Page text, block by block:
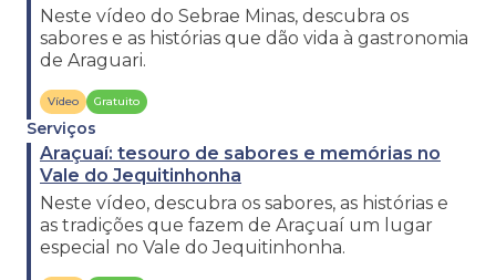
Neste vídeo do Sebrae Minas, descubra os
sabores e as histórias que dão vida à gastronomia
de Araguari.
Vídeo Gratuito
Serviços
Araçuaí: tesouro de sabores e memórias no
Vale do Jequitinhonha
Neste vídeo, descubra os sabores, as histórias e
as tradições que fazem de Araçuaí um lugar
especial no Vale do Jequitinhonha.